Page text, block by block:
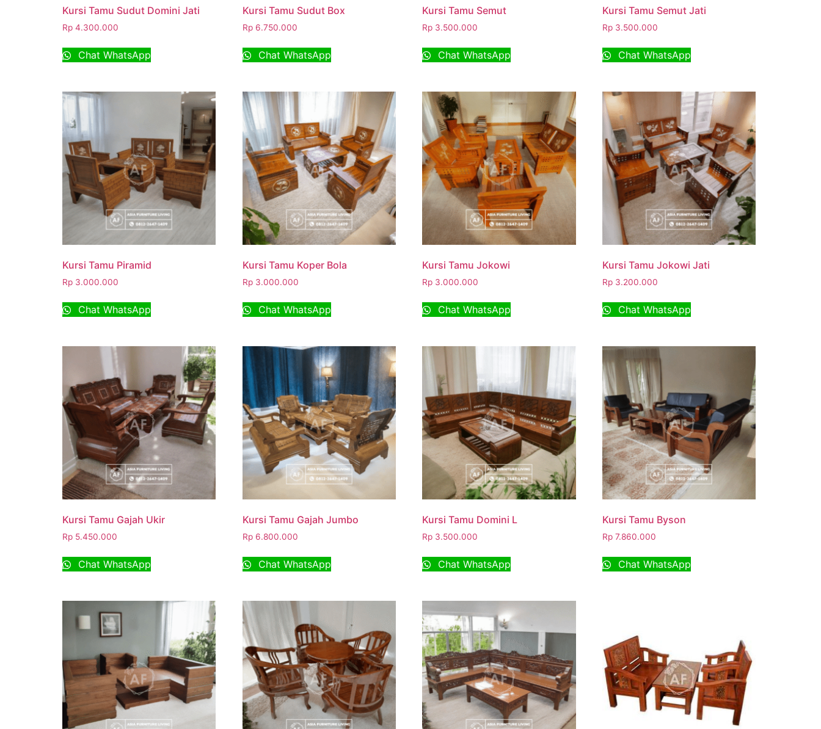
Kursi Tamu Sudut Domini Jati
Rp 4.300.000
Chat WhatsApp
Kursi Tamu Sudut Box
Rp6.750.000
Chat WhatsApp
Kursi Tamu Semut
Rp 3.500.000
Chat WhatsApp
Kursi Tamu Semut Jati
Rp 3.500.000
Chat WhatsApp
Kursi Tamu Piramid
Rp 3.000.000
Chat WhatsApp
Kursi Tamu Koper Bola
Rp3.000.000
Chat WhatsApp
Kursi Tamu Jokowi
Rp 3.000.000
Chat WhatsApp
Kursi Tamu Jokowi Jati
Rp 3.200.000
Chat WhatsApp
Kursi Tamu Gajah Ukir
Rp 5.450.000
Chat WhatsApp
Kursi Tamu Gajah Jumbo
Rp6.800.000
Chat WhatsApp
Kursi Tamu Domini L
Rp 3.500.000
Chat WhatsApp
Kursi Tamu Byson
Rp 7.860.000
Chat WhatsApp